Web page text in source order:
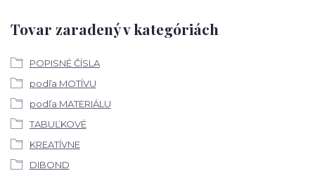
Tovar zaradený v kategóriách
POPISNÉ ČÍSLA
podľa MOTÍVU
podľa MATERIÁLU
TABUĽKOVÉ
KREATÍVNE
DIBOND